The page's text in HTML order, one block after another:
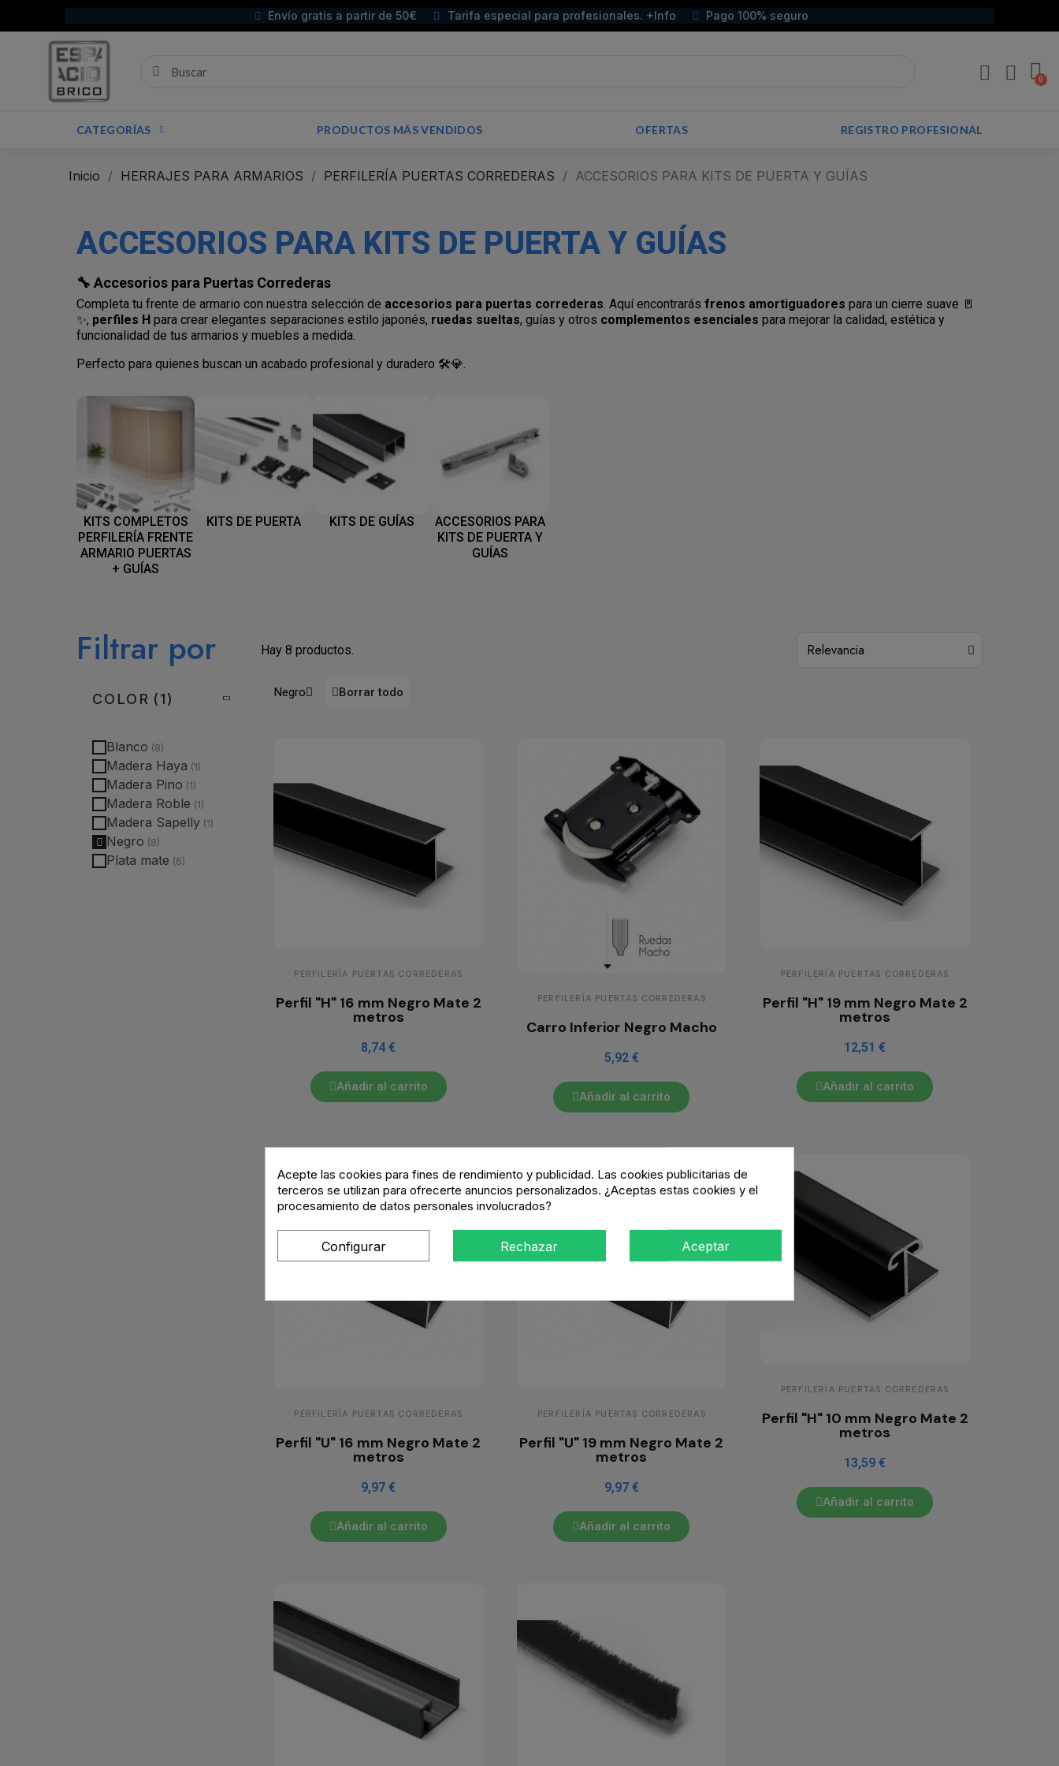
Envío gratis a partir de 50€ Tarifa especial para profesionales. +Info Pago 100% seguro
CATEGORÍAS PRODUCTOS MÁS VENDIDOS OFERTAS REGISTRO PROFESIONAL
Inicio HERRAJES PARA ARMARIOS PERFILERÍA PUERTAS CORREDERAS ACCESORIOS PARA KITS DE PUERTA Y GUÍAS
ACCESORIOS PARA KITS DE PUERTA Y GUÍAS
🔧 Accesorios para Puertas Correderas
Completa tu frente de armario con nuestra selección de accesorios para puertas correderas. Aquí encontrarás frenos amortiguadores para un cierre suave 🚪
✨, perfiles H para crear elegantes separaciones estilo japonés, ruedas sueltas, guías y otros complementos esenciales para mejorar la calidad, estética y
funcionalidad de tus armarios y muebles a medida.
Perfecto para quienes buscan un acabado profesional y duradero 🛠️💎.
KITS COMPLETOS
PERFILERÍA FRENTE
ARMARIO PUERTAS
+ GUÍAS
KITS DE PUERTA KITS DE GUÍAS
ACCESORIOS PARA
KITS DE PUERTA Y
GUÍAS
Filtrar por
COLOR
Blanco
Madera Haya
Madera Pino
Madera Roble
Madera Sapelly
Negro
Plata mate
Hay 8 productos.
Negro Borrar todo
PERFILERÍA PUERTAS CORREDERAS
Perfil "H" 16 mm Negro Mate 2
metros
8,74 €
Añadir al carrito
PERFILERÍA PUERTAS CORREDERAS
Carro Inferior Negro Macho
5,92 €
Añadir al carrito
PERFILERÍA PUERTAS CORREDERAS
Perfil "H" 19 mm Negro Mate 2
metros
12,51 €
Añadir al carrito
PERFILERÍA PUERTAS CORREDERAS
Perfil "U" 16 mm Negro Mate 2
metros
9,97 €
Añadir al carrito
PERFILERÍA PUERTAS CORREDERAS
Perfil "U" 19 mm Negro Mate 2
metros
9,97 €
Añadir al carrito
PERFILERÍA PUERTAS CORREDERAS
Perfil "H" 10 mm Negro Mate 2
metros
13,59 €
Añadir al carrito
Acepte las cookies para fines de rendimiento y publicidad. Las cookies publicitarias de
terceros se utilizan para ofrecerte anuncios personalizados. ¿Aceptas estas cookies y el
procesamiento de datos personales involucrados?
Configurar Rechazar Aceptar